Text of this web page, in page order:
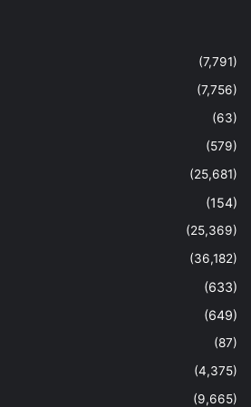
(7,791)
(7,756)
(63)
(579)
(25,681)
(154)
(25,369)
(36,182)
(633)
(649)
(87)
(4,375)
(9,665)